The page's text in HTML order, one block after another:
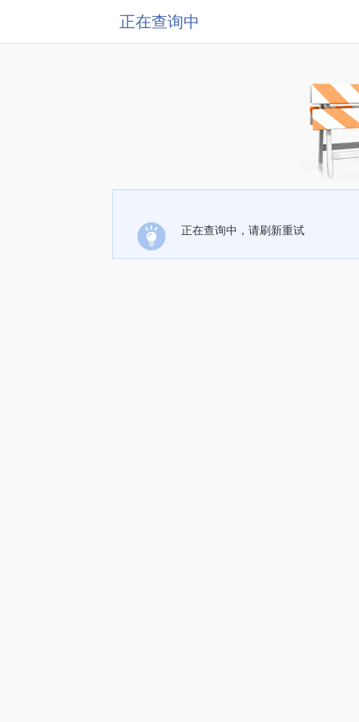
正在查询中
正在查询中，请刷新重试